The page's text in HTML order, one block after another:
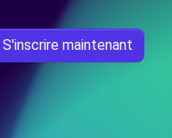
S'inscrire maintenant